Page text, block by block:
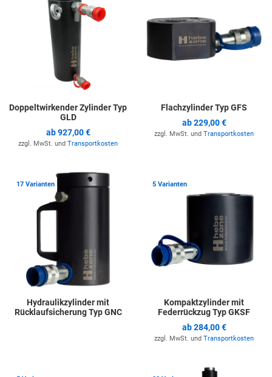
Doppeltwirkender Zylinder Typ
GLD
ab927,00 €
zzgl. MwSt. und Transportkosten
Flachzylinder Typ GFS
ab229,00 €
zzgl. MwSt. und Transportkosten
17 Varianten Zur Merkliste hinzufügen
Hydraulikzylinder mit
Rücklaufsicherung Typ GNC
5 Varianten
Kompaktzylinder mit
Federrückzug Typ GKSF
ab284,00 €
zzgl. MwSt. und Transportkosten